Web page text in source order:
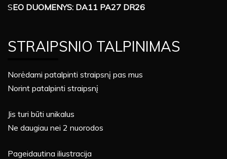
SEO DUOMENYS: DA11 PA27 DR26
STRAIPSNIO TALPINIMAS
Norėdami patalpinti straipsnį pas mus
Norint patalpinti straipsnį
Jis turi būti unikalus
Ne daugiau nei 2 nuorodos
Pageidautina iliustracija